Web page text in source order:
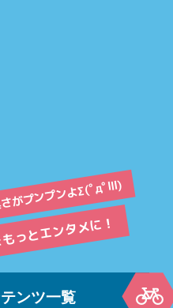
がプンプンよΣ(ﾟдﾟlll)
っとエンタメに！
ンツ一覧